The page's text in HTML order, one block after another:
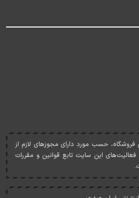
فروشگاه، حسب مورد دارای مجوزهای لازم از
اين سايت تابع قوانين و مقررات